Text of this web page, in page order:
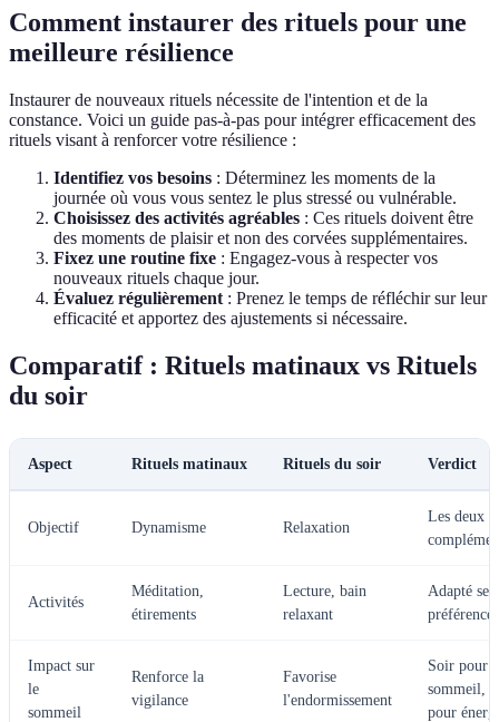
Comment instaurer des rituels pour une
meilleure résilience
Instaurer de nouveaux rituels nécessite de l'intention et de la
constance. Voici un guide pas-à-pas pour intégrer efficacement des
rituels visant à renforcer votre résilience :
Identifiez vos besoins : Déterminez les moments de la
journée où vous vous sentez le plus stressé ou vulnérable.
Choisissez des activités agréables : Ces rituels doivent être
des moments de plaisir et non des corvées supplémentaires.
Fixez une routine fixe : Engagez-vous à respecter vos
nouveaux rituels chaque jour.
Évaluez régulièrement : Prenez le temps de réfléchir sur leur
efficacité et apportez des ajustements si nécessaire.
Comparatif : Rituels matinaux vs Rituels
du soir
Aspect Rituels matinaux Rituels du soir Verdict
Objectif Dynamisme Relaxation
Les deux
Activités
Méditation,
étirements
Lecture, bain
relaxant
Adapté
préférences
Impact sur
le
sommeil
Renforce la
vigilance
Favorise
l'endormissement
Soir pour
sommeil,
pour